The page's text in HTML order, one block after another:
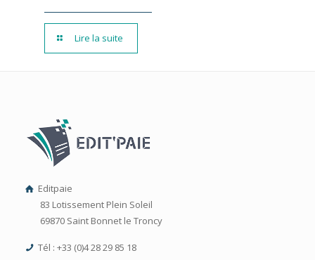
Lire la suite
Editpaie
83 Lotissement Plein Soleil
69870 Saint Bonnet le Troncy
Tél : +33 (0)4 28 29 85 18